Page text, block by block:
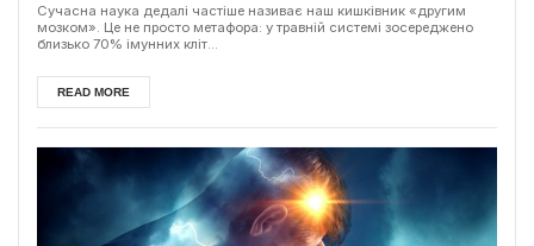
Сучасна наука дедалі частіше називає наш кишківник «другим
мозком». Це не просто метафора: у травній системі зосереджено
близько 70% імунних кліт...
READ MORE